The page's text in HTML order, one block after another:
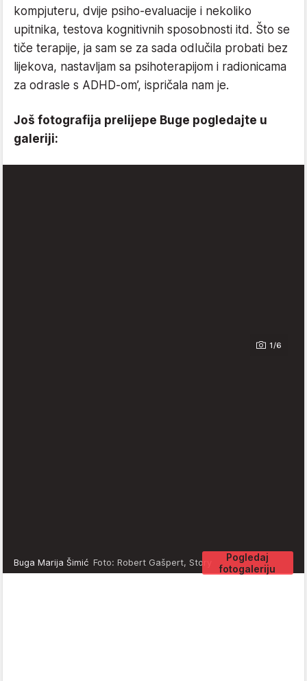
kompjuteru, dvije psiho-evaluacije i nekoliko
upitnika, testova kognitivnih sposobnosti itd. Što se
tiče terapije, ja sam se za sada odlučila probati bez
lijekova, nastavljam sa psihoterapijom i radionicama
za odrasle s ADHD-om’, ispričala nam je.
Još fotografija prelijepe Buge pogledajte u
galeriji:
1/6
Pogledaj
fotogaleriju
Buga Marija Šimić Foto: Robert Gašpert, Story